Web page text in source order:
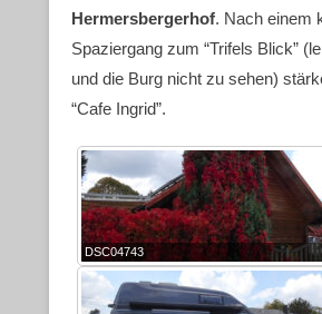
Hermersbergerhof. Nach einem
Spaziergang zum “Trifels Blick”
und die Burg nicht zu sehen)
“Cafe Ingrid”.
DSC04743